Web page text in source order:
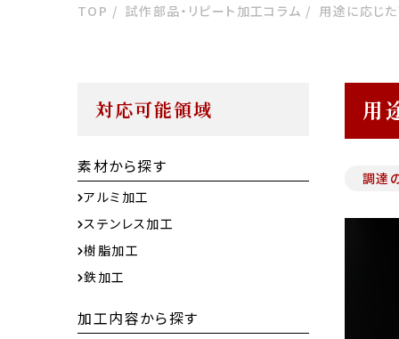
TOP 試作部品・リピート加工コラム 用途に応じ
用
調達
対応可能領域
素材から探す
アルミ加工
ステンレス加工
樹脂加工
鉄加工
加工内容から探す